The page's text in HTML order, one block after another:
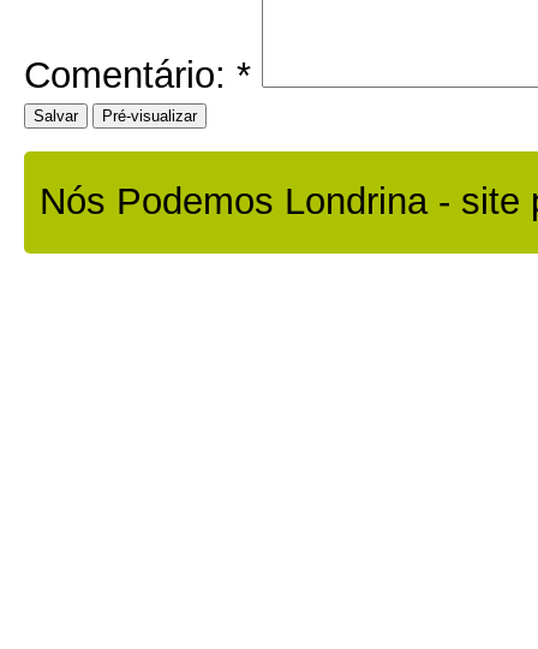
Comentário: *
Nós Podemos Londrina - site